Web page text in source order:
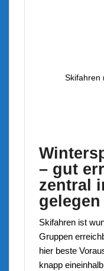
Skifahren
– gut
zentral
gelegen
Skifahren ist
Gruppen
hier beste
knapp